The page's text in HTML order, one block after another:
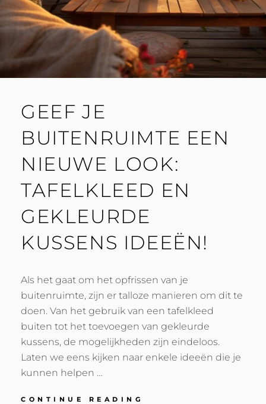
GEEF JE
BUITENRUIMTE EEN
NIEUWE LOOK:
TAFELKLEED EN
GEKLEURDE
KUSSENS IDEEËN!
Als het gaat om het opfrissen van je
buitenruimte, zijn er talloze manieren om dit te
doen. Van het gebruik van een tafelkleed
buiten tot het toevoegen van gekleurde
kussens, de mogelijkheden zijn eindeloos.
Laten we eens kijken naar enkele ideeën die je
kunnen helpen …
CONTINUE READING